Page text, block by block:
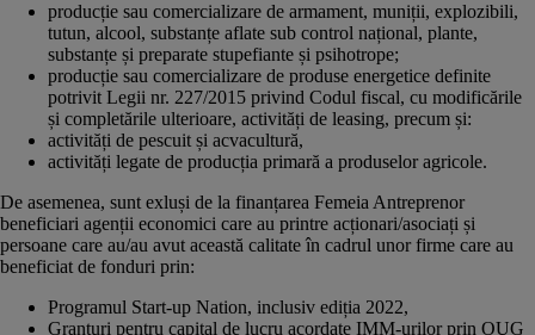
producție sau comercializare de armament, muniții, explozibili,
tutun, alcool, substanțe aflate sub control național, plante,
substanțe și preparate stupefiante și psihotrope;
producție sau comercializare de produse energetice definite
potrivit Legii nr. 227/2015 privind Codul fiscal, cu modificările
și completările ulterioare, activități de leasing, precum și:
activități de pescuit și acvacultură,
activități legate de producția primară a produselor agricole.
De asemenea, sunt exluși de la finanțarea Femeia Antreprenor
beneficiari agenții economici care au printre acționari/asociați și
persoane care au/au avut această calitate în cadrul unor firme care au
beneficiat de fonduri prin:
Programul Start-up Nation, inclusiv ediția 2022,
Granturi pentru capital de lucru acordate IMM-urilor prin OUG